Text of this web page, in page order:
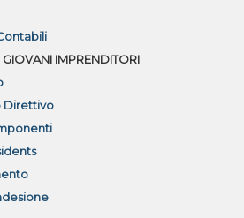
IMPRENDITORI
Direttivo